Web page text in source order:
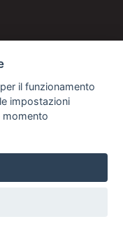
unipersonale
il funzionamento
impostazioni
momento